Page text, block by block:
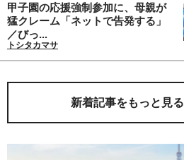
甲子園の応援強制参加に、母親が
猛クレーム「ネットで告発する」
／びっ...
トシタカマサ
新着記事をもっと見る